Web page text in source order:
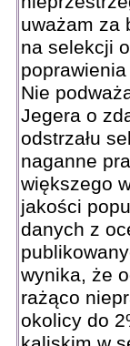
uważam za
na selekcji
Nie
Jegera o
odstrzału
naganne
większego
jakości
danych z
wynika, że
rażąco
okolicy do